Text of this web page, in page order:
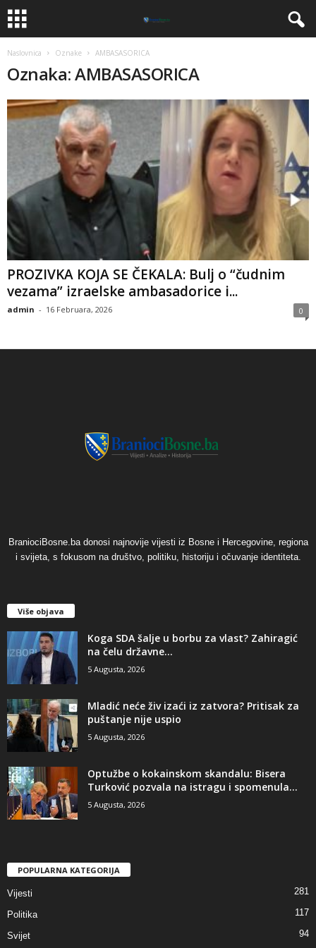
Naslovnica Oznake AMBASASORICA
Oznaka: AMBASASORICA
PROZIVKA KOJA SE ČEKALA: Bulj o “čudnim
vezama” izraelske ambasadorice i...
admin - 16 Februara, 2026 0
BraniociBosne.ba donosi najnovije vijesti iz Bosne i Hercegovine, regiona
i svijeta, s fokusom na društvo, politiku, historiju i očuvanje identiteta.
Više objava
​Koga SDA šalje u borbu za vlast? Zahiragić
na čelu državne...
5 Augusta, 2026
​Mladić neće živ izaći iz zatvora? Pritisak za
puštanje nije uspio
5 Augusta, 2026
​Optužbe o kokainskom skandalu: Bisera
Turković pozvala na istragu i spomenula...
5 Augusta, 2026
POPULARNA KATEGORIJA
Vijesti 281
Politika 117
Svijet 94